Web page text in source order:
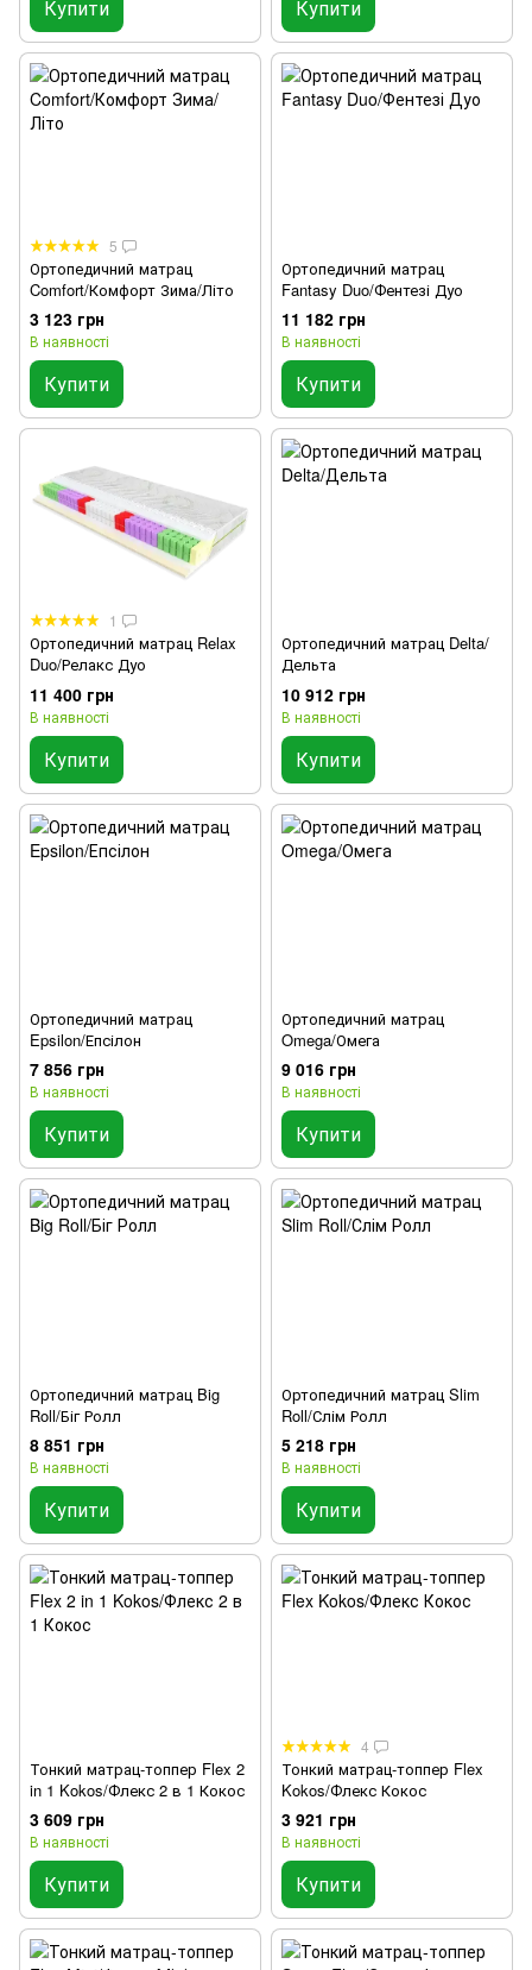
Купити Купити
5
Ортопедичний матрац
Comfort/Комфорт Зима/Літо
3 123 грн
В наявності
Купити
Ортопедичний матрац
Fantasy Duo/Фентезі Дуо
11 182 грн
В наявності
Купити
1
Ортопедичний матрац Relax
Duo/Релакс Дуо
11 400 грн
В наявності
Купити
Ортопедичний матрац Delta/
Дельта
10 912 грн
В наявності
Купити
Ортопедичний матрац
Epsilon/Епсілон
7 856 грн
В наявності
Купити
Ортопедичний матрац
Omega/Омега
9 016 грн
В наявності
Купити
Ортопедичний матрац Big
Roll/Біг Ролл
8 851 грн
В наявності
Купити
Ортопедичний матрац Slim
Roll/Слім Ролл
5 218 грн
В наявності
Купити
Тонкий матрац-топпер Flex 2
in 1 Kokos/Флекс 2 в 1 Кокос
3 609 грн
В наявності
Купити
4
Тонкий матрац-топпер Flex
Kokos/Флекс Кокос
3 921 грн
В наявності
Купити